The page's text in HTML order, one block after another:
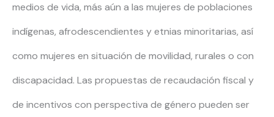
medios de vida, más aún a las mujeres de poblaciones
indígenas, afrodescendientes y etnias minoritarias, así
como mujeres en situación de movilidad, rurales o con
discapacidad. Las propuestas de recaudación fiscal y
de incentivos con perspectiva de género pueden ser